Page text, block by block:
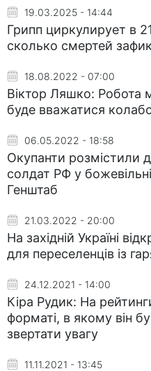
19.03.2025 - 14:44
Грипп циркулирует в
сколько смертей
18.08.2022 - 07:00
Віктор Ляшко: Робота
буде вважатися
06.05.2022 - 18:58
Окупанти розмістили
солдат РФ у
Генштаб
21.03.2022 - 20:00
На західній Україні
для переселенців із
24.12.2021 - 14:00
Кіра Рудик: На
форматі, в якому він
звертати увагу
11.11.2021 - 13:45